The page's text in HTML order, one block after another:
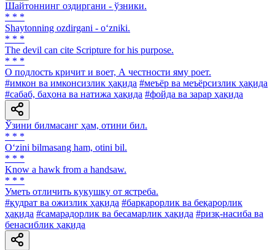
Шайтоннинг оздиргани - ўзники.
* * *
Shaytonning ozdirgani - o‘zniki.
* * *
The devil can cite Scripture for his purpose.
* * *
О подлость кричит и воет, А честности яму роет.
#имкон ва имконсизлик ҳақида #меъёр ва меъёрсизлик ҳақида
#сабаб, баҳона ва натижа ҳақида #фойда ва зарар ҳақида
Ўзини билмасанг ҳам, отини бил.
* * *
O‘zini bilmasang ham, otini bil.
* * *
Know а hawk from a handsaw.
* * *
Уметь отличить кукушку от ястреба.
#қудрат ва ожизлик ҳақида #барқарорлик ва беқарорлик
ҳақида #самарадорлик ва бесамарлик ҳақида #ризқ-насиба ва
бенасиблик ҳақида